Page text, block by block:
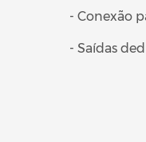
- Conexão
- Saídas